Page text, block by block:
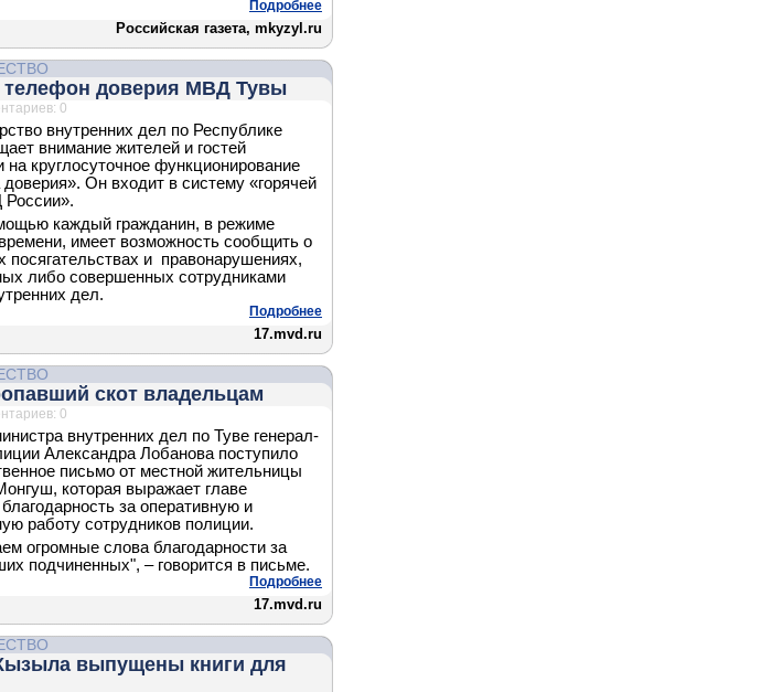
Подробнее
Российская газета, mkyzyl.ru
телефон доверия МВД Тувы
0
внутренних дел по Республике
внимание жителей и гостей
на круглосуточное функционирование
Он входит в систему «горячей
каждый гражданин, в режиме
имеет возможность сообщить о
посягательствах и правонарушениях,
либо совершенных сотрудниками
дел.
Подробнее
17.mvd.ru
скот владельцам
0
внутренних дел по Туве генерал-
Александра Лобанова поступило
письмо от местной жительницы
которая выражает главе
за оперативную и
работу сотрудников полиции.
огромные слова благодарности за
подчиненных", – говорится в письме.
Подробнее
17.mvd.ru
выпущены книги для